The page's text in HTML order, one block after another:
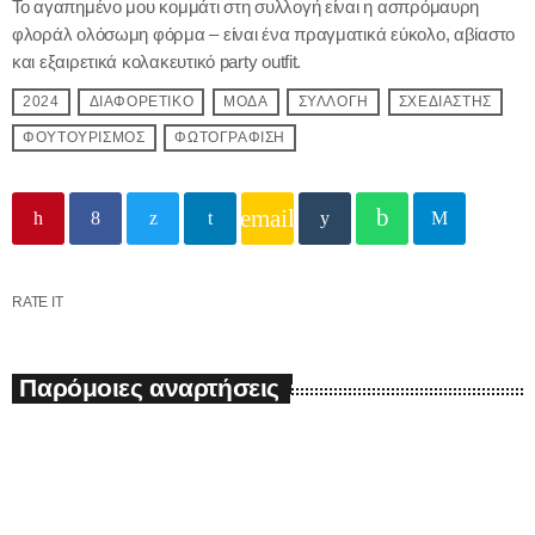
Το αγαπημένο μου κομμάτι στη συλλογή είναι η ασπρόμαυρη
φλοράλ ολόσωμη φόρμα – είναι ένα πραγματικά εύκολο, αβίαστο
και εξαιρετικά κολακευτικό party outfit.
2024 ΔΙΑΦΟΡΕΤΙΚΟ ΜΟΔΑ ΣΥΛΛΟΓΗ ΣΧΕΔΙΑΣΤΗΣ
ΦΟΥΤΟΥΡΙΣΜΟΣ ΦΩΤΟΓΡΑΦΙΣΗ
email
RATE IT
Παρόμοιες αναρτήσεις